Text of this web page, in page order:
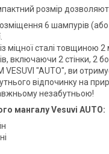
розмір
6 шампурів
міцної сталі товщиною
включаючи 2 стінки, 2
"AUTO", ви
відпочинку на
незабутньою!
мангалу Vesuvi AUTO: